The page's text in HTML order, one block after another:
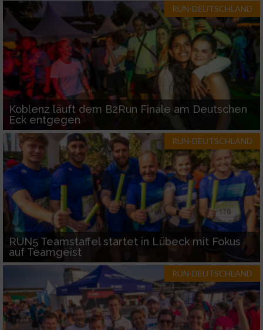
RUN-DEUTSCHLAND
Koblenz läuft dem B2Run Finale am Deutschen
Eck entgegen
RUN-DEUTSCHLAND
RUN5 Teamstaffel startet in Lübeck mit Fokus
auf Teamgeist
RUN-DEUTSCHLAND